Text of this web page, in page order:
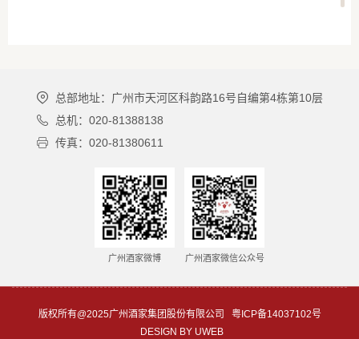
总部地址：广州市天河区科韵路16号自编第4栋第10层
总机：020-81388138
传真：020-81380611
广州酒家微博 广州酒家微信公众号
版权所有@2025广州酒家集团股份有限公司
粤ICP备14037102号
DESIGN BY UWEB